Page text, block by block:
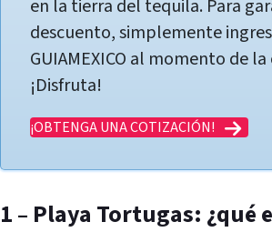
en la tierra del tequila. Para
descuento, simplemente
GUIAMEXICO al momento de
¡Disfruta!
¡OBTENGA UNA COTIZACIÓN!
1 – Playa Tortugas: ¿qué